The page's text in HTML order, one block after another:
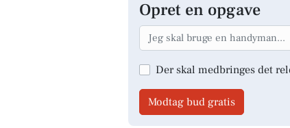
Opret en opgave
Der skal medbringes det
Modtag bud gratis